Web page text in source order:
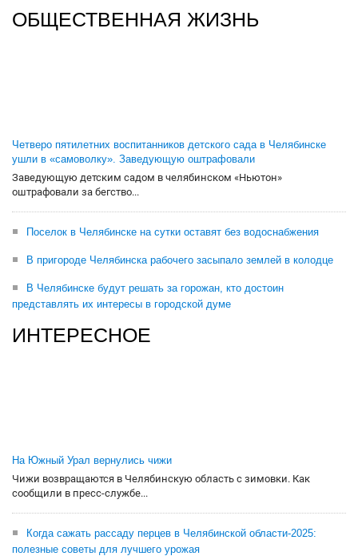
ОБЩЕСТВЕННАЯ ЖИЗНЬ
Четверо пятилетних воспитанников детского сада в Челябинске
ушли в «самоволку». Заведующую оштрафовали
Заведующую детским садом в челябинском «Ньютон»
оштрафовали за бегство...
Поселок в Челябинске на сутки оставят без водоснабжения
В пригороде Челябинска рабочего засыпало землей в колодце
В Челябинске будут решать за горожан, кто достоин
представлять их интересы в городской думе
ИНТЕРЕСНОЕ
На Южный Урал вернулись чижи
Чижи возвращаются в Челябинскую область с зимовки. Как
сообщили в пресс-службе...
Когда сажать рассаду перцев в Челябинской области-2025:
полезные советы для лучшего урожая